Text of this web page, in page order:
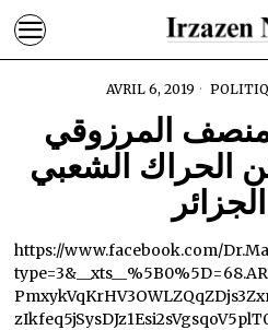
AVRIL 6, 2019
منصف المرزوقي
2019 عن الحراك الشعبي
https://www.facebook.com/